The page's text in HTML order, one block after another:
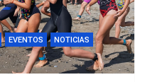
EVENTOS
NOTICIAS